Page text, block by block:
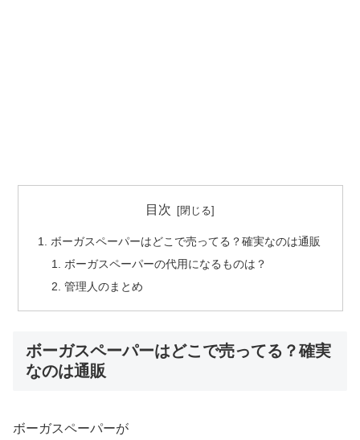
目次
ボーガスペーパーはどこで売ってる？確実なのは通販
ボーガスペーパーの代用になるものは？
管理人のまとめ
ボーガスペーパーはどこで売ってる？確実
なのは通販
ボーガスペーパーが